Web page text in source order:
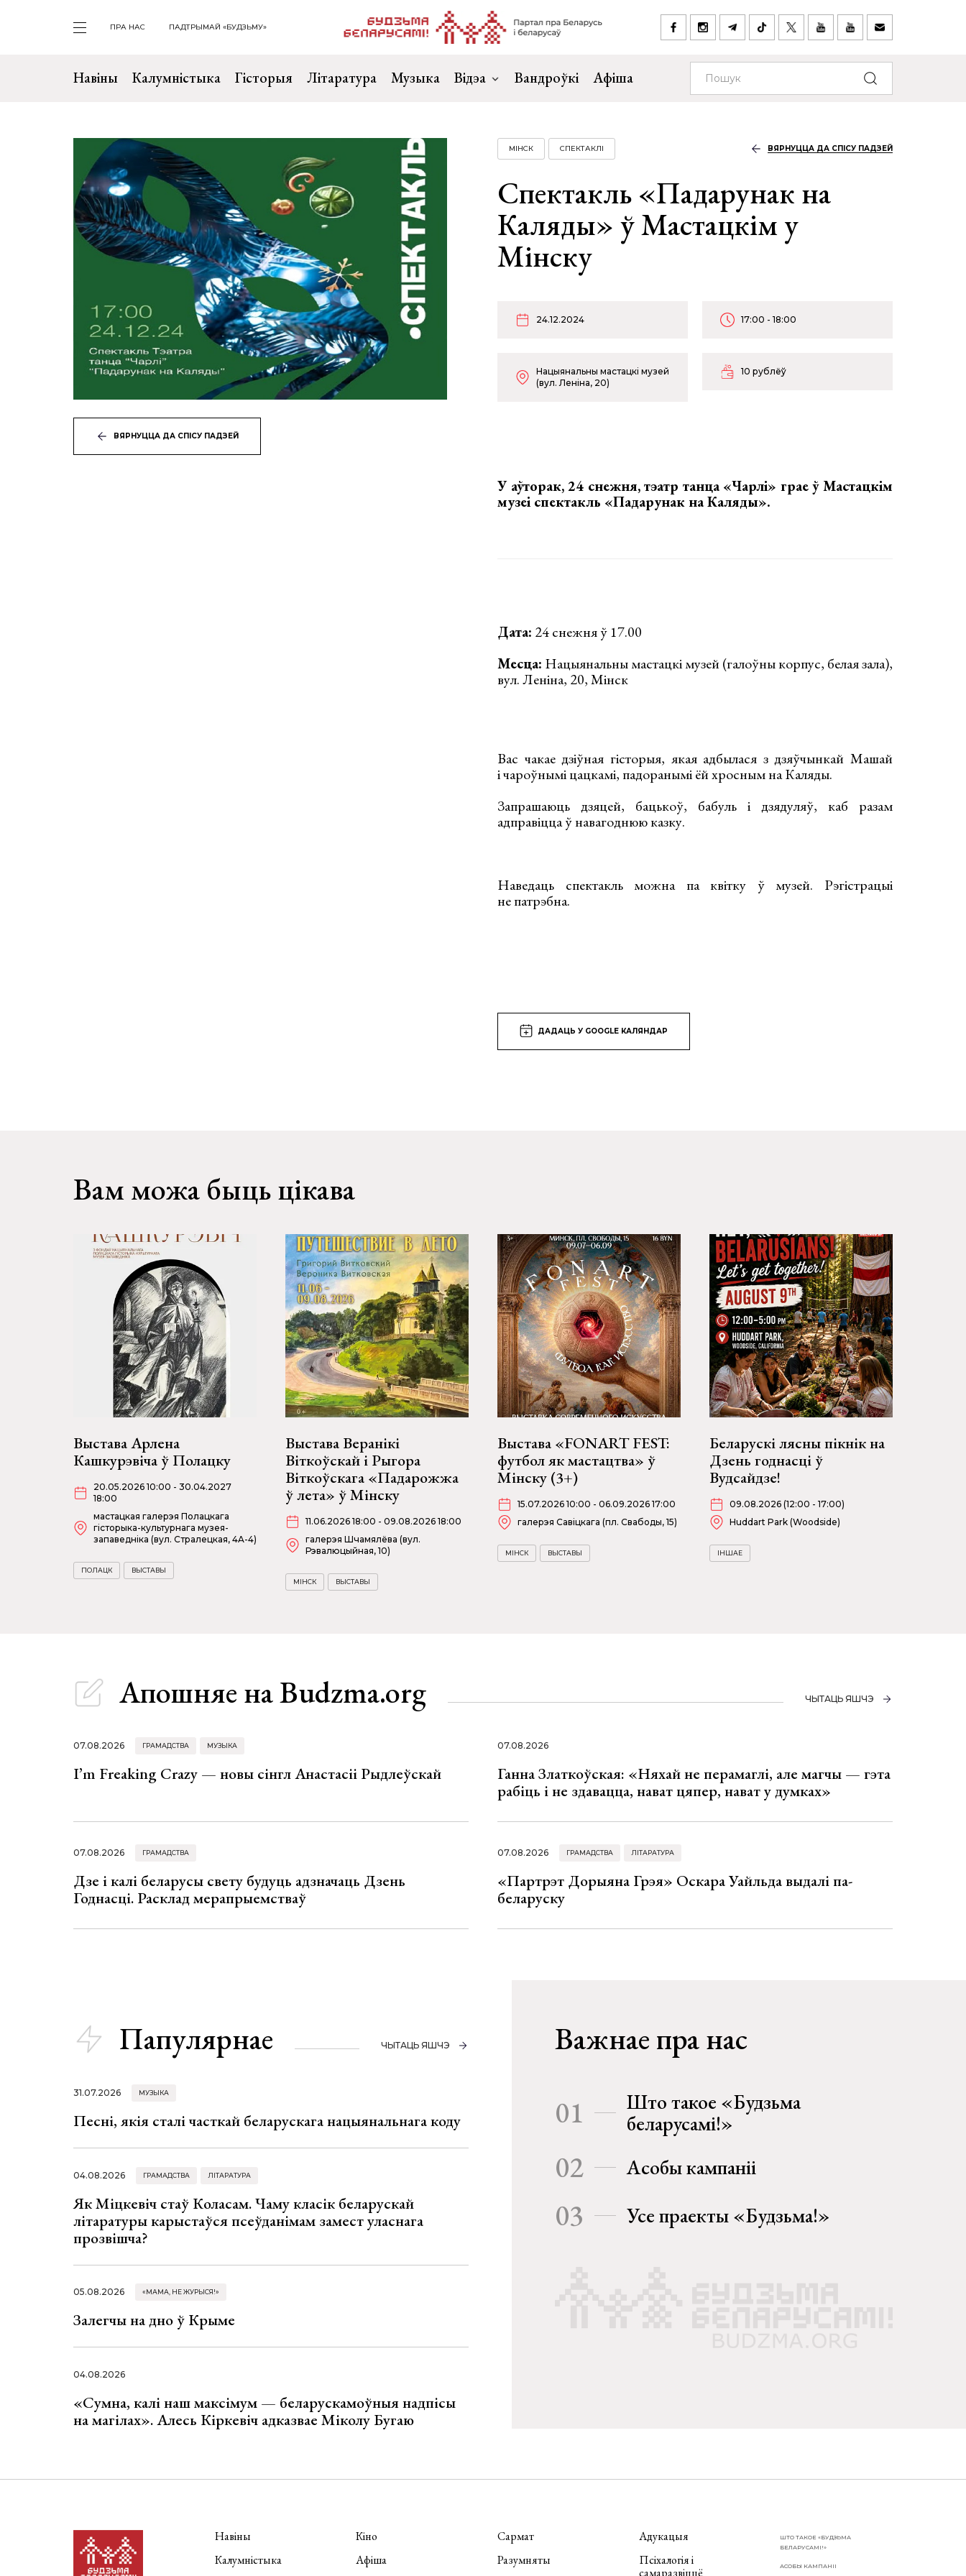
ПРА НАС ПАДТРЫМАЙ «БУДЗЬМУ»
Навіны Калумністыка Гісторыя Літаратура Музыка Відэа Вандроўкі Афіша
ВЯРНУЦЦА ДА СПІСУ ПАДЗЕЙ
МІНСК СПЕКТАКЛІ ВЯРНУЦЦА ДА СПІСУ ПАДЗЕЙ
Спектакль «Падарунак на
Каляды» ў Мастацкім у
Мінску
24.12.2024 17:00 - 18:00
Нацыянальны мастацкі музей
(вул. Леніна, 20)
10 рублёў
У аўторак, 24 снежня,тэатр танца «Чарлі» грае ў Мастацкім
музеі спектакль «Падарунак на Каляды».
Дата: 24 снежня ў 17.00
Месца: Нацыянальны мастацкі музей (галоўны корпус, белая зала),
вул. Леніна, 20, Мінск
Вас чакае дзіўная гісторыя, якая адбылася з дзяўчынкай Машай
і чароўнымі цацкамі, падоранымі ёй хросным на Каляды.
Запрашаюць дзяцей, бацькоў, бабуль і дзядуляў, каб разам
адправіцца ў навагоднюю казку.
Наведаць спектакль можна па квітку ў музей. Рэгістрацыі
не патрэбна.
ДАДАЦЬ У GOOGLE КАЛЯНДАР
Вам можа быць цікава
Выстава Арлена
Кашкурэвіча ў Полацку
20.05.2026 10:00 - 30.04.2027
18:00
мастацкая галерэя Полацкага
гісторыка-культурнага музея-
запаведніка (вул. Стралецкая, 4A-4)
ПОЛАЦК ВЫСТАВЫ
Выстава Веранікі
Віткоўскай і Рыгора
Віткоўскага «Падарожжа
ў лета» ў Мінску
11.06.2026 18:00 - 09.08.2026 18:00
галерэя Шчамялёва (вул.
Рэвалюцыйная, 10)
МІНСК ВЫСТАВЫ
Выстава «FONART FEST:
футбол як мастацтва» ў
Мінску (3+)
15.07.2026 10:00 - 06.09.2026 17:00
галерэя Савіцкага (пл. Свабоды, 15)
МІНСК ВЫСТАВЫ
Беларускі лясны пікнік на
Дзень годнасці ў
Вудсайдзе!
09.08.2026 (12:00 - 17:00)
Huddart Park (Woodside)
ІНШАЕ
Апошняе на Budzma.org ЧЫТАЦЬ ЯШЧЭ
07.08.2026 ГРАМАДСТВА МУЗЫКА
I’m Freaking Crazy — новы сінгл Анастасіі Рыдлеўскай
07.08.2026
Ганна Златкоўская: «Няхай не перамаглі, але магчы — гэта
рабіць і не здавацца, нават цяпер, нават у думках»
07.08.2026 ГРАМАДСТВА
Дзе і калі беларусы свету будуць адзначаць Дзень
Годнасці. Расклад мерапрыемстваў
07.08.2026 ГРАМАДСТВА ЛІТАРАТУРА
«Партрэт Дорыяна Грэя» Оскара Уайльда выдалі па-
беларуску
Папулярнае ЧЫТАЦЬ ЯШЧЭ
31.07.2026 МУЗЫКА
Песні, якія сталі часткай беларускага нацыянальнага коду
04.08.2026 ГРАМАДСТВА ЛІТАРАТУРА
Як Міцкевіч стаў Коласам. Чаму класік беларускай
літаратуры карыстаўся псеўданімам замест уласнага
прозвішча?
05.08.2026 «МАМА, НЕ ЖУРЫСЯ!»
Залегчы на дно ў Крыме
04.08.2026
«Сумна, калі наш максімум — беларускамоўныя надпісы
на магілах». Алесь Кіркевіч адказвае Міколу Бугаю
Важнае пра нас
01
Што такое «Будзьма
беларусамі!»
02 Асобы кампаніі
03 Усе праекты «Будзьма!»
Навіны
Калумністыка
Кіно
Афіша
Сармат
Разумняты
Адукацыя
Псіхалогія і
самаразвіццё
ШТО ТАКОЕ «БУДЗЬМА
БЕЛАРУСАМІ!»
АСОБЫ КАМПАНІІ